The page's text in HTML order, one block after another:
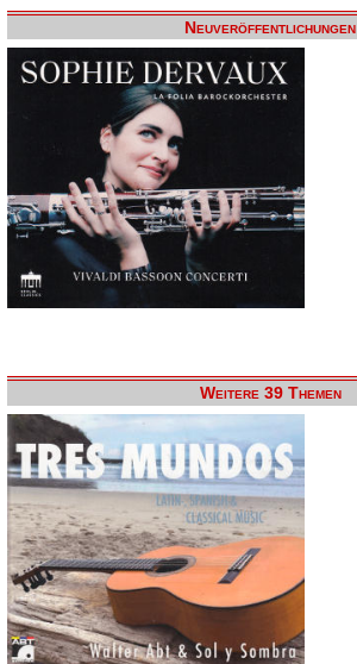
Neuveröffentlichungen
Weitere 39 Themen